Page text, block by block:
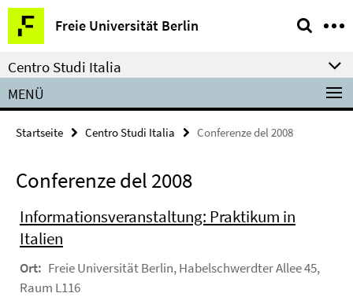
Springe
direkt
zu
Inhalt
Freie Universität Berlin
Service-
Navigation
Centro Studi Italia
MENÜ
Startseite Centro Studi Italia Conferenze del 2008
Conferenze del 2008
Informationsveranstaltung: Praktikum in
Italien
Ort: Freie Universität Berlin, Habelschwerdter Allee 45,
Raum L116